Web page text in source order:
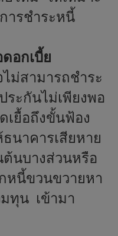
ารชำระหนี้
อกเบี้ย
ไม่สามารถชำระ
ะกันไม่เพียงพอ
เยื้อถึงขั้นฟ้อง
นาคารเสียหาย
ต้นบางส่วนหรือ
หนี้ขวนขวายหา
มทุน เข้ามา